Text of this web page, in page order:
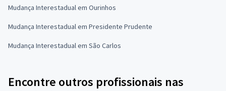
Mudança Interestadual em Ourinhos
Mudança Interestadual em Presidente Prudente
Mudança Interestadual em São Carlos
Encontre outros profissionais nas